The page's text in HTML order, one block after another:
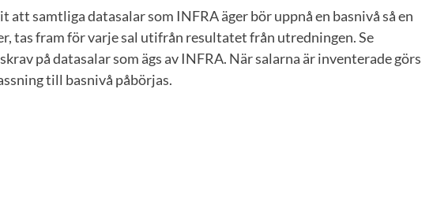
att samtliga datasalar som INFRA äger bör uppnå en basnivå så en
tas fram för varje sal utifrån resultatet från utredningen. Se
på datasalar som ägs av INFRA. När salarna är inventerade görs
till basnivå påbörjas.